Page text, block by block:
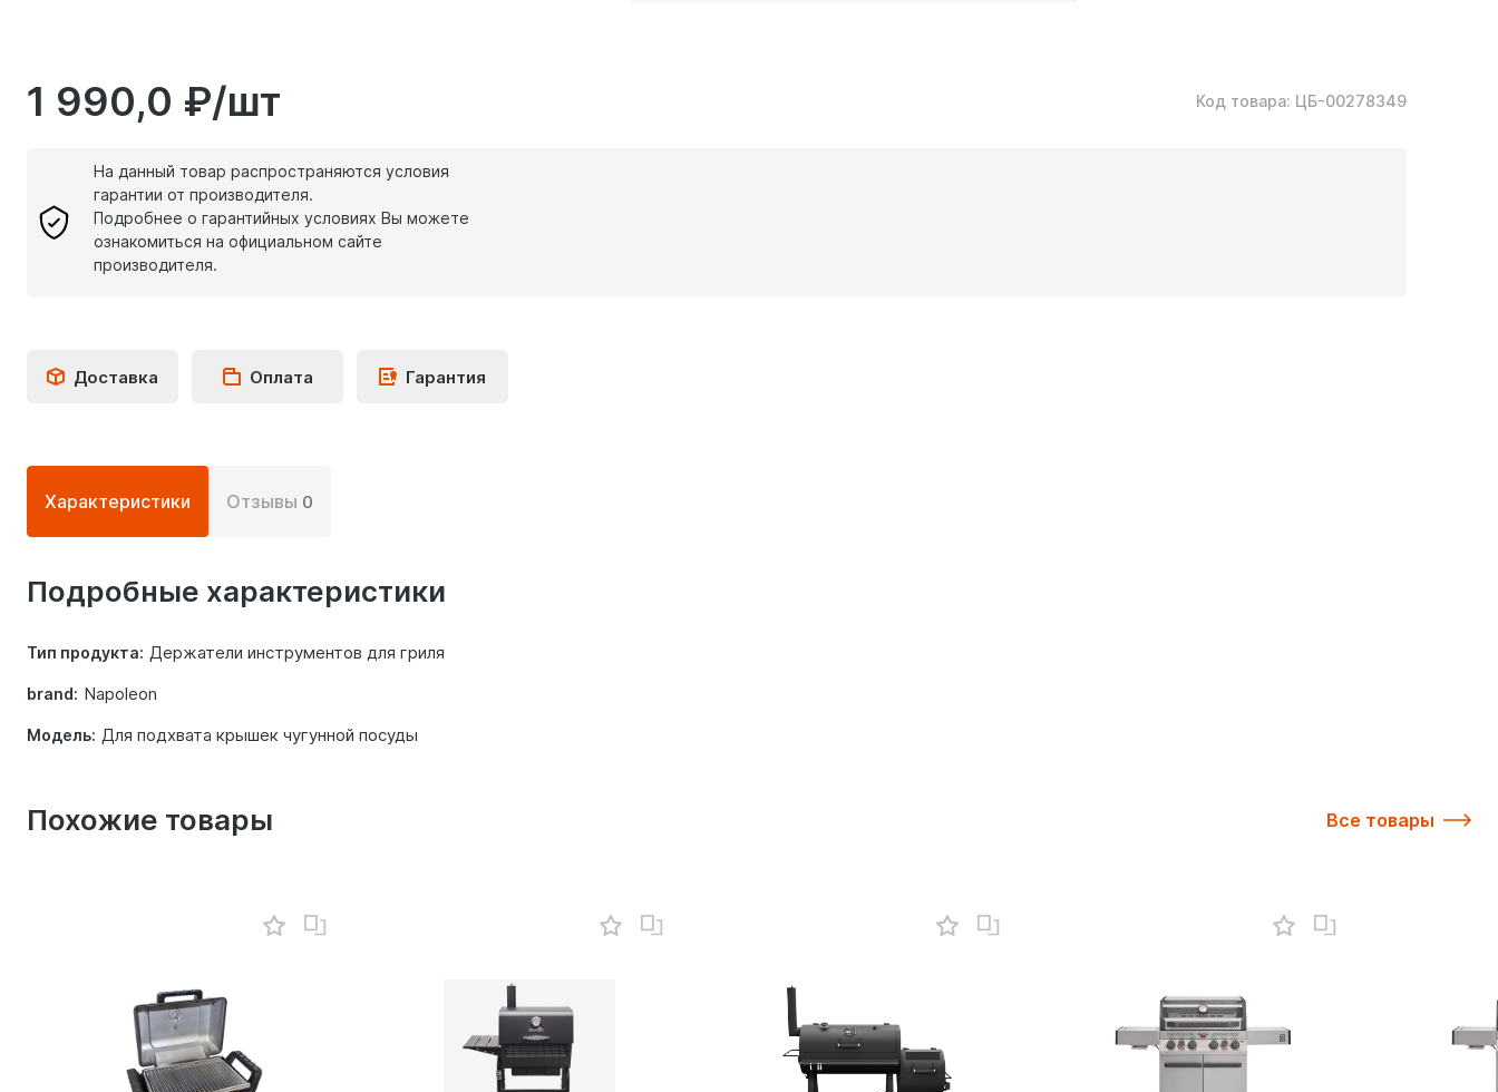
Код товара: ЦБ-00278349
1 990,0 ₽/шт
На данный товар распространяются условия
гарантии от производителя.
Подробнее о гарантийных условиях Вы можете
ознакомиться на официальном сайте
производителя.
Доставка Оплата Гарантия
информация
товаре
Характеристики Отзывы 0
Подробные характеристики
Тип продукта: Держатели инструментов для гриля
brand: Napoleon
Модель: Для подхвата крышек чугунной посуды
Похожие товары Все товары